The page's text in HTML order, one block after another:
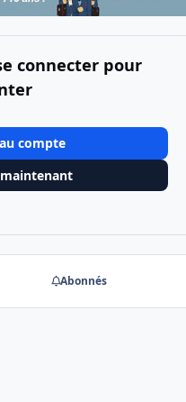
connecter pour
compte
Abonnés